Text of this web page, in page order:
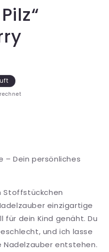
– Dein persönliches
Stoffstückchen
einzigartige
für dein Kind genäht. Du
und ich lasse
Nadelzauber entstehen.